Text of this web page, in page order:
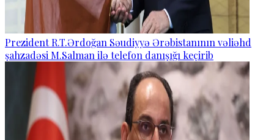
Prezident R.T.Ərdoğan Səudiyyə Ərəbistanının vəliəhd
şahzadəsi M.Salman ilə telefon danışığı keçirib